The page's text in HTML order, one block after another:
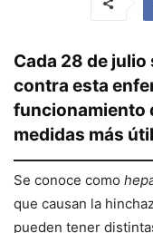
Cada 28 de julio
contra esta
funcionamiento
medidas más
Se conoce como
que causan la
pueden tener